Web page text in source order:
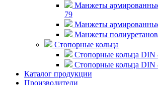
Манжеты
79
Манжеты
Манжеты
Стопорные кольца
Стопорные кольца DIN
Стопорные кольца DIN
Каталог продукции
Производители